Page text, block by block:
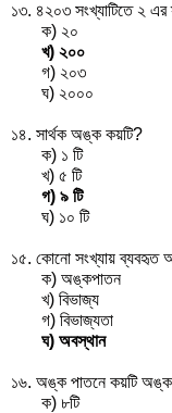
১৩. ৪২০৩ সংখ্যাটিতে ২ এর
ক) ২০
খ) ২০০
গ) ২০৩
ঘ) ২০০০
১৪. সার্থক অঙ্ক কয়টি?
ক) ১ টি
খ) ৫ টি
গ) ৯ টি
ঘ) ১০ টি
১৫. কোনো সংখ্যায় ব্যবহৃত
ক) অঙ্কপাতন
খ) বিভাজ্য
গ) বিভাজ্যতা
ঘ) অবস্থান
১৬. অঙ্ক পাতনে কয়টি অঙ্ক
ক) ৮টি